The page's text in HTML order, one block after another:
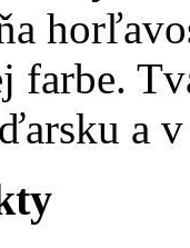
farbe.
a